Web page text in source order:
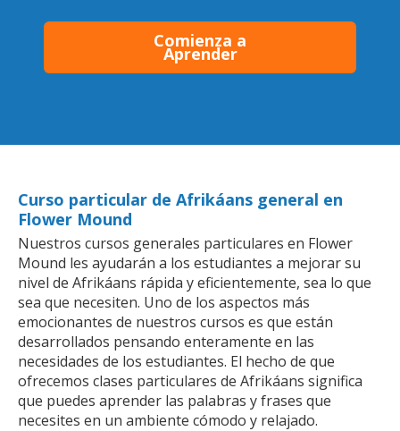
Comienza a
Aprender
Curso particular de Afrikáans general en
Flower Mound
Nuestros cursos generales particulares en Flower
Mound les ayudarán a los estudiantes a mejorar su
nivel de Afrikáans rápida y eficientemente, sea lo que
sea que necesiten. Uno de los aspectos más
emocionantes de nuestros cursos es que están
desarrollados pensando enteramente en las
necesidades de los estudiantes. El hecho de que
ofrecemos clases particulares de Afrikáans significa
que puedes aprender las palabras y frases que
necesites en un ambiente cómodo y relajado.